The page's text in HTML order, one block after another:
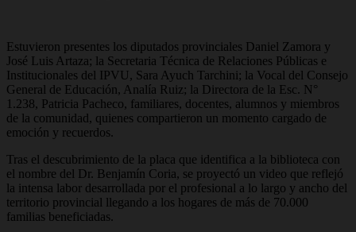
Estuvieron presentes los diputados provinciales Daniel Zamora y
José Luis Artaza; la Secretaria Técnica de Relaciones Públicas e
Institucionales del IPVU, Sara Ayuch Tarchini; la Vocal del Consejo
General de Educación, Analía Ruiz; la Directora de la Esc. N°
1.238, Patricia Pacheco, familiares, docentes, alumnos y miembros
de la comunidad, quienes compartieron un momento cargado de
emoción y recuerdos.
Tras el descubrimiento de la placa que identifica a la biblioteca con
el nombre del Dr. Benjamín Coria, se proyectó un video que reflejó
la intensa labor desarrollada por el profesional a lo largo y ancho del
territorio provincial llegando a los hogares de más de 70.000
familias beneficiadas.